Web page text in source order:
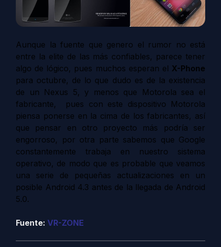
Aunque la fuente que genero el rumor no está
entre la elite de las más confiables, parece tener
algo de lógico, pues muchos esperan el X-Phone
para octubre, de lo que dudo es de la existencia
de un Nexus 5, y menos que Motorola sea el
fabricante, pues con este dispositivo Motorola
piensa ponerse en la cima de los fabricantes, así
que pensar en otro proyecto más podría ser
engorroso, por otra parte sabemos que Google
constantemente trabaja en nuestro sistema
operativo, de modo que es probable que veamos
una serie de pequeñas actualizaciones en un
posible Android 4.3 antes de la llegada de Android
5.0.
Fuente: VR-ZONE